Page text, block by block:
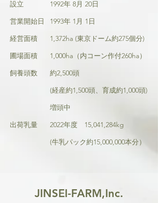
設立
営業開始日
経営面積
圃場面積
飼養頭数
出荷乳量
1992年 8月 20日
1993年 1月 1日
1,372ha (東京ドーム約275個分)
1,000ha（内コーン作付260ha）
約2,500頭
(経産約1,500頭、育成約1,000頭)
増頭中
2022年度 15,041,284kg
(牛乳パック約15,000,000本分）
JINSEI-FARM,Inc.